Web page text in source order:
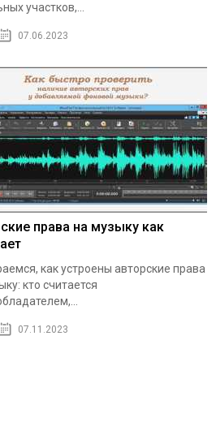
участков,...
07.06.2023
права на музыку как
как устроены авторские права
кто считается
07.11.2023